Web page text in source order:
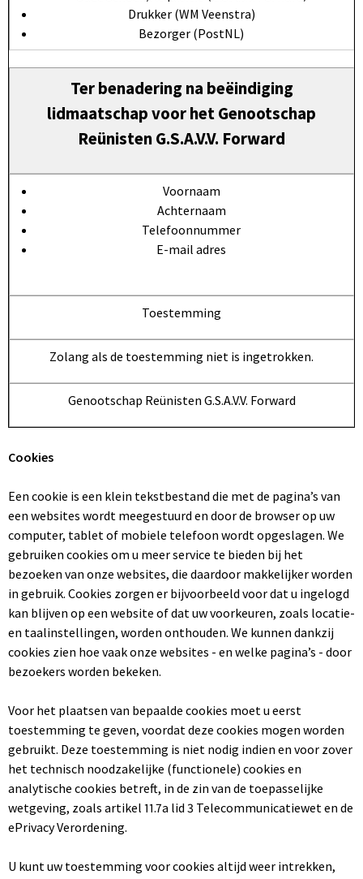
Drukker (WM Veenstra)
Bezorger (PostNL)
Ter benadering na beëindiging
lidmaatschap voor het Genootschap
Reünisten G.S.A.V.V. Forward
Voornaam
Achternaam
Telefoonnummer
E-mail adres
Toestemming
Zolang als de toestemming niet is ingetrokken.
Genootschap Reünisten G.S.A.V.V. Forward
Cookies
Een cookie is een klein tekstbestand die met de pagina’s van
een websites wordt meegestuurd en door de browser op uw
computer, tablet of mobiele telefoon wordt opgeslagen. We
gebruiken cookies om u meer service te bieden bij het
bezoeken van onze websites, die daardoor makkelijker worden
in gebruik. Cookies zorgen er bijvoorbeeld voor dat u ingelogd
kan blijven op een website of dat uw voorkeuren, zoals locatie-
en taalinstellingen, worden onthouden. We kunnen dankzij
cookies zien hoe vaak onze websites - en welke pagina’s - door
bezoekers worden bekeken.
Voor het plaatsen van bepaalde cookies moet u eerst
toestemming te geven, voordat deze cookies mogen worden
gebruikt. Deze toestemming is niet nodig indien en voor zover
het technisch noodzakelijke (functionele) cookies en
analytische cookies betreft, in de zin van de toepasselijke
wetgeving, zoals artikel 11.7a lid 3 Telecommunicatiewet en de
ePrivacy Verordening.
U kunt uw toestemming voor cookies altijd weer intrekken,